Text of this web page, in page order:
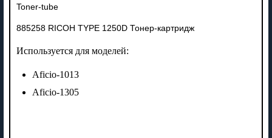
Toner-tube
885258 RICOH TYPE 1250D Тонер-картридж
Используется для моделей:
Aficio-1013
Aficio-1305